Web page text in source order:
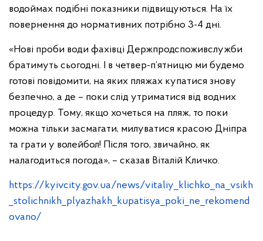
водоймах подібні показники підвищуються. На їх
повернення до нормативних потрібно 3-4 дні.
«Нові проби води фахівці Держпродспоживслужби
братимуть сьогодні. І в четвер-п’ятницю ми будемо
готові повідомити, на яких пляжах купатися знову
безпечно, а де – поки слід утриматися від водних
процедур. Тому, якщо хочеться на пляж, то поки
можна тільки засмагати, милуватися красою Дніпра
та грати у волейбол! Після того, звичайно, як
налагодиться погода», – сказав Віталій Кличко.
https://kyivcity.gov.ua/news/vitaliy_klichko_na_vsikh
_stolichnikh_plyazhakh_kupatisya_poki_ne_rekomend
ovano/